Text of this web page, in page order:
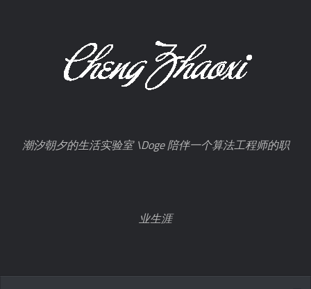
潮汐朝夕的生活实验室 \Doge 陪伴一个算法工程师的职
业生涯